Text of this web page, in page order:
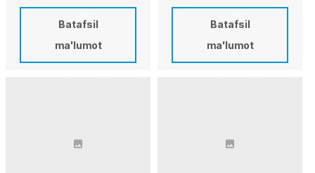
Batafsil
ma'lumot
Batafsil
ma'lumot